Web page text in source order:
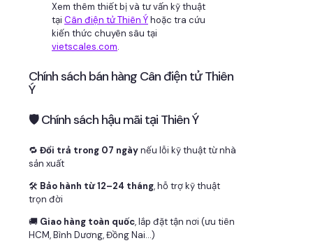
Xem thêm thiết bị và tư vấn kỹ thuật
tại Cân điện tử Thiên Ýhoặc tra cứu
kiến thức chuyên sâu tại
vietscales.com.
Chính sách bán hàng Cân điện tử Thiên
Ý
🛡 Chính sách hậu mãi tại Thiên Ý
🔁 Đổi trả trong 07 ngàynếu lỗi kỹ thuật từ nhà
sản xuất
🛠 Bảo hành từ 12–24 tháng, hỗ trợ kỹ thuật
trọn đời
🚚 Giao hàng toàn quốc, lắp đặt tận nơi (ưu tiên
HCM, Bình Dương, Đồng Nai…)